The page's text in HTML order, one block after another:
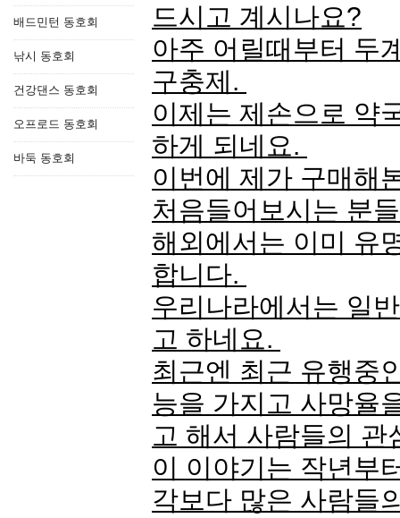
배드민턴 동호회
낚시 동호회
건강댄스 동호회
오프로드 동호회
바둑 동호회
드시고 계시나요?
아주 어릴때부터 두
구충제.
이제는 제손으로 약
하게 되네요.
이번에 제가 구매해
처음들어보시는 분
해외에서는 이미 유
합니다.
우리나라에서는 일
고 하네요.
최근엔 최근 유행중
능을 가지고 사망율
고 해서 사람들의
이 이야기는 작년부
각보다 많은 사람들